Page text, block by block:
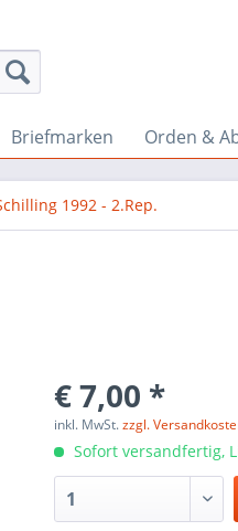
Briefmarken Orden &
1992 - 2.Rep.
€ 7,00 *
inkl. MwSt.zzgl.
Sofort versandfertig,